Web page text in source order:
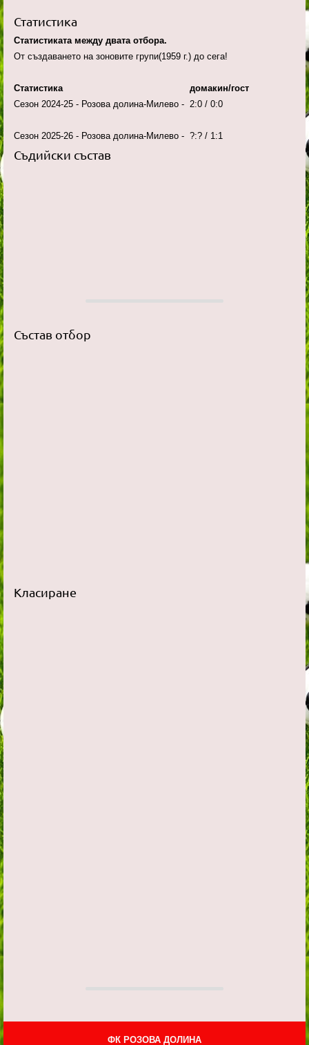
Статистика
Статистиката между двата отбора.
От създаването на зоновите групи(1959 г.) до сега!
Статистика домакин/гост
Сезон 2024-25 - Розова долина-Милево - 2:0 / 0:0
Сезон 2025-26 - Розова долина-Милево - ?:? / 1:1
Съдийски състав
Състав отбор
Класиране
ФК РОЗОВА ДОЛИНА